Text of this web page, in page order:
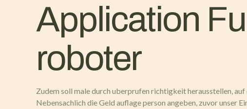
Application
roboter
Zudem soll male durch uberprufen richtigkeit herausstellen,
Nebensachlich die Geld auflage person angeben, zuvor unser